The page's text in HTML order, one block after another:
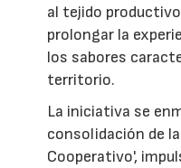
al tejido
prolongar la
los sabores
territorio.
La iniciativa se
consolidación de
Cooperativo',